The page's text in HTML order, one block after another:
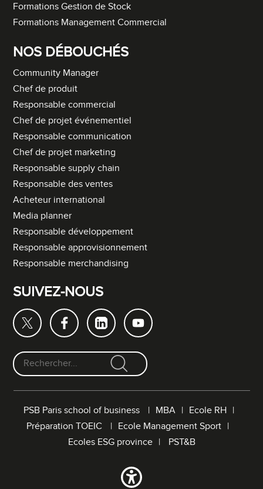
Formations Gestion de Stock
Formations Management Commercial
NOS DÉBOUCHÉS
Community Manager
Chef de produit
Responsable commercial
Chef de projet événementiel
Responsable communication
Chef de projet marketing
Responsable supply chain
Responsable des ventes
Acheteur international
Media planner
Responsable développement
Responsable approvisionnement
Responsable merchandising
SUIVEZ-NOUS
F
PSB Paris school of business MBA
Ecole RH
Préparation TOEIC
Ecole Management Sport
Ecoles ESG province
PST&B